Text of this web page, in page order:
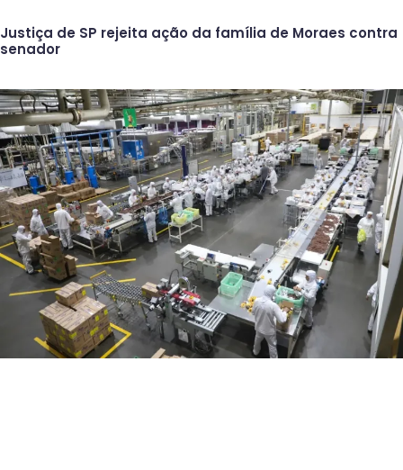
Justiça de SP rejeita ação da família de Moraes contra
senador